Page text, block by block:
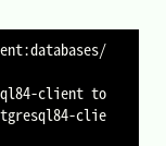
client to
clie